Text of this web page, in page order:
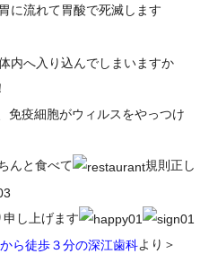
に流れて胃酸で死滅します
内へ入り込んでしまいますか
免疫細胞がウィルスをやっつけ
んと食べて
規則正し
し上げます
ら徒歩３分の深江歯科より＞